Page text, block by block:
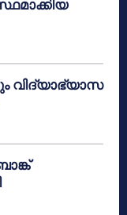
വിദ്യാഭ്യാസ